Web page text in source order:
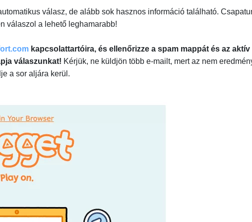
válasz, de alább sok hasznos információ található.
válaszol a lehető leghamarabb!
kapcsolattartóira, és ellenőrizze a spam mappát és az aktív
válaszunkat! Kérjük, ne küldjön több e-mailt, mert az nem
a sor aljára kerül.